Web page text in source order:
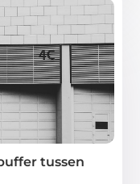
tussen